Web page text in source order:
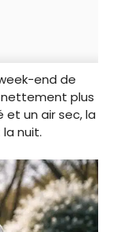
end de
plus
et un air sec, la
nuit.